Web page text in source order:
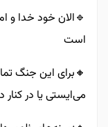
🔹️الان خود خدا و
است
🔸️برای این جنگ
می‌ایستی یا در